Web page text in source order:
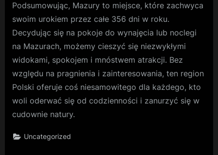
Podsumowując, Mazury to miejsce, które zachwyca
swoim urokiem przez całe 356 dni w roku.
Decydując się na pokoje do wynajęcia lub noclegi
na Mazurach, możemy cieszyć się niezwykłymi
widokami, spokojem i mnóstwem atrakcji. Bez
względu na pragnienia i zainteresowania, ten region
Polski oferuje coś niesamowitego dla każdego, kto
woli oderwać się od codzienności i zanurzyć się w
cudownie natury.
Uncategorized